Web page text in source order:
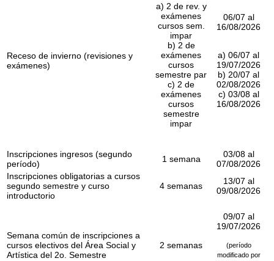
Receso de invierno (revisiones y
exámenes)
a) 2 de rev. y
exámenes
cursos sem.
impar
b) 2 de
exámenes
cursos
semestre par
c) 2 de
exámenes
cursos
semestre
impar
06/07 al
16/08/2026
a) 06/07 al
19/07/2026
b) 20/07 al
02/08/2026
c) 03/08 al
16/08/2026
Inscripciones ingresos (segundo
período)
1 semana
03/08 al
07/08/2026
Inscripciones obligatorias a cursos
segundo semestre y curso
introductorio
4 semanas
13/07 al
09/08/2026
Semana común de inscripciones a
cursos electivos del Área Social y
Artística del 2o. Semestre
2 semanas
09/07 al
19/07/2026
(período
modificado por